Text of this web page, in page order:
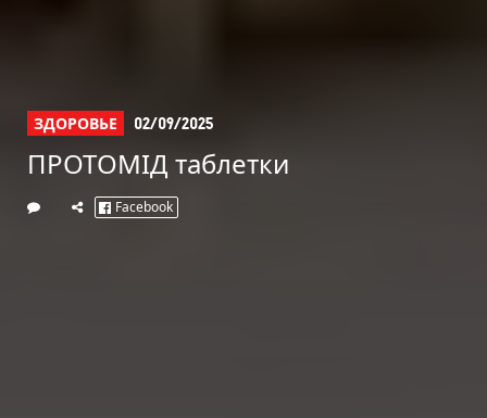
ЗДОРОВЬЕ 02/09/2025
ПРОТОМІД таблетки
Facebook